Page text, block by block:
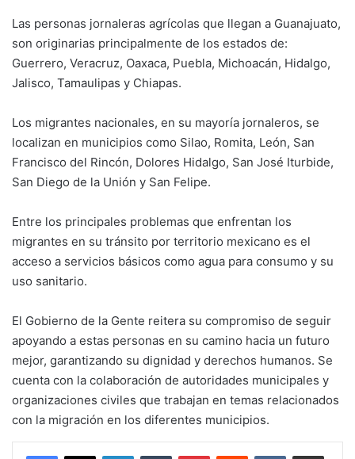
Las personas jornaleras agrícolas que llegan a Guanajuato,
son originarias principalmente de los estados de:
Guerrero, Veracruz, Oaxaca, Puebla, Michoacán, Hidalgo,
Jalisco, Tamaulipas y Chiapas.
Los migrantes nacionales, en su mayoría jornaleros, se
localizan en municipios como Silao, Romita, León, San
Francisco del Rincón, Dolores Hidalgo, San José Iturbide,
San Diego de la Unión y San Felipe.
Entre los principales problemas que enfrentan los
migrantes en su tránsito por territorio mexicano es el
acceso a servicios básicos como agua para consumo y su
uso sanitario.
El Gobierno de la Gente reitera su compromiso de seguir
apoyando a estas personas en su camino hacia un futuro
mejor, garantizando su dignidad y derechos humanos. Se
cuenta con la colaboración de autoridades municipales y
organizaciones civiles que trabajan en temas relacionados
con la migración en los diferentes municipios.
LinkedInTumblr PinterestReddit VKontakteCompartir por